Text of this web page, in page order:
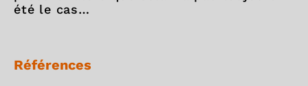
été le cas…
Références